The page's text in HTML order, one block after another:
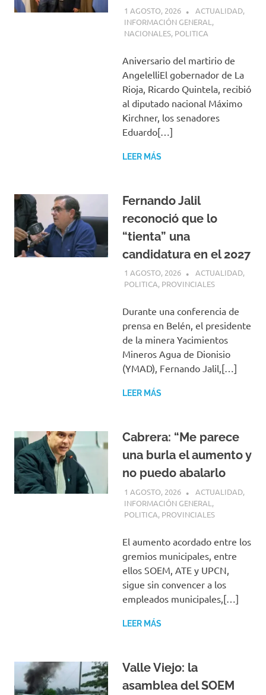
1 AGOSTO, 2026 H P
ACTUALIDAD,
INFORMACIÓN GENERAL ,
NACIONALES, POLITICA
Aniversario del martirio de
AngelelliEl gobernador de La
Rioja, Ricardo Quintela, recibió
al diputado nacional Máximo
Kirchner, los senadores
Eduardo[…]
LEER MÁS
Fernando Jalil
reconoció que lo
“tienta” una
candidatura en el 2027
1 AGOSTO, 2026 H P
ACTUALIDAD,
POLITICA, PROVINCIALES
Durante una conferencia de
prensa en Belén, el presidente
de la minera Yacimientos
Mineros Agua de Dionisio
(YMAD), Fernando Jalil,[…]
LEER MÁS
Cabrera: “Me parece
una burla el aumento y
no puedo abalarlo
1 AGOSTO, 2026 H P
ACTUALIDAD,
INFORMACIÓN GENERAL ,
POLITICA, PROVINCIALES
El aumento acordado entre los
gremios municipales, entre
ellos SOEM, ATE y UPCN,
sigue sin convencer a los
empleados municipales,[…]
LEER MÁS
Valle Viejo: la
asamblea del SOEM